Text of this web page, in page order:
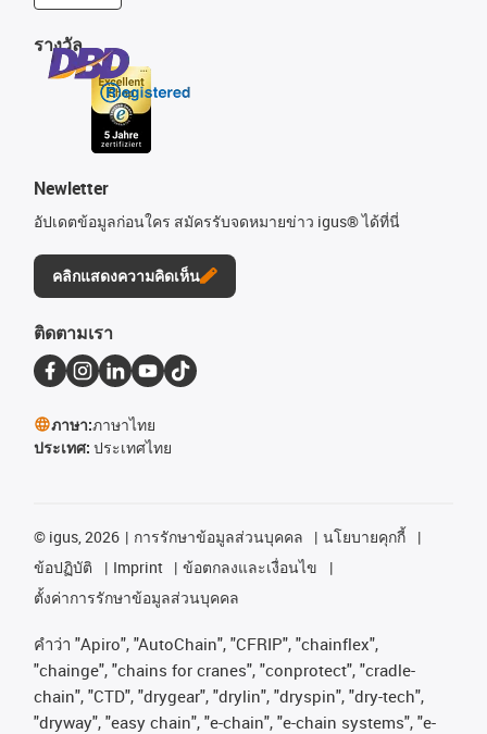
รางวัล
Newletter
อัปเดตข้อมูลก่อนใคร สมัครรับจดหมายข่าว igus® ได้ที่นี่
คลิกแสดงความคิดเห็น
ติดตามเรา
ภาษา:ภาษาไทย
ประเทศ: ประเทศไทย
© igus, 2026 การรักษาข้อมูลส่วนบุคคล
นโยบายคุกกี้
ข้อปฏิบัติ
Imprint
ข้อตกลงและเงื่อนไข
ตั้งค่าการรักษาข้อมูลส่วนบุคคล
คําว่า "Apiro", "AutoChain", "CFRIP", "chainflex",
"chainge", "chains for cranes", "conprotect", "cradle-
chain", "CTD", "drygear", "drylin", "dryspin", "dry-tech",
"dryway", "easy chain", "e-chain", "e-chain systems", "e-